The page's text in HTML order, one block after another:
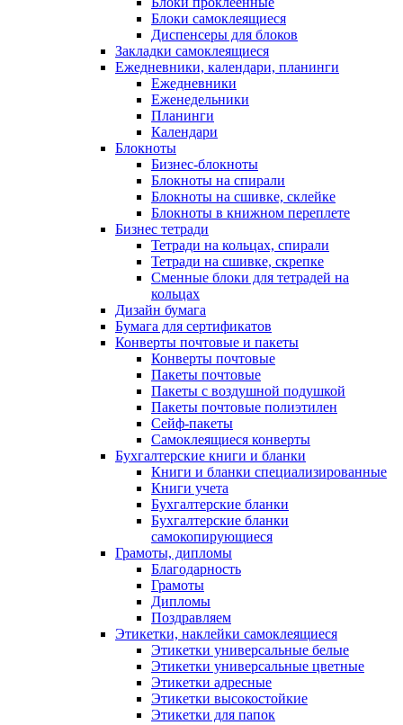
Блоки самоклеящиеся
Диспенсеры для блоков
Закладки самоклеящиеся
Ежедневники, календари, планинги
Ежедневники
Еженедельники
Планинги
Календари
Блокноты
Бизнес-блокноты
Блокноты на спирали
Блокноты на сшивке, склейке
Блокноты в книжном переплете
Бизнес тетради
Тетради на кольцах, спирали
Тетради на сшивке, скрепке
Сменные блоки для тетрадей на
кольцах
Дизайн бумага
Бумага для сертификатов
Конверты почтовые и пакеты
Конверты почтовые
Пакеты почтовые
Пакеты с воздушной подушкой
Пакеты почтовые полиэтилен
Сейф-пакеты
Самоклеящиеся конверты
Бухгалтерские книги и бланки
Книги и бланки специализированные
Книги учета
Бухгалтерские бланки
Бухгалтерские бланки
самокопирующиеся
Грамоты, дипломы
Благодарность
Грамоты
Дипломы
Поздравляем
Этикетки, наклейки самоклеящиеся
Этикетки универсальные белые
Этикетки универсальные цветные
Этикетки адресные
Этикетки высокостойкие
Этикетки для папок